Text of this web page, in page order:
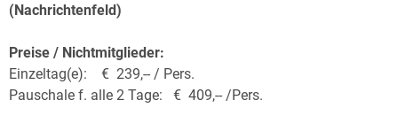
(Nachrichtenfeld)
Preise / Nichtmitglieder:
Einzeltag(e): € 239,-- / Pers.
Pauschale f. alle 2 Tage: € 409,-- /Pers.